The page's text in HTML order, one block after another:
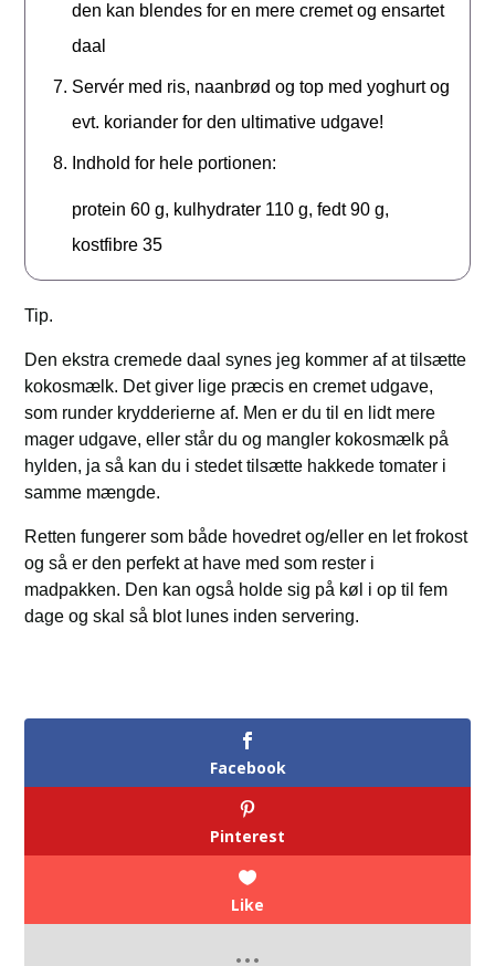
den kan blendes for en mere cremet og ensartet
daal
Servér med ris, naanbrød og top med yoghurt og
evt. koriander for den ultimative udgave!
Indhold for hele portionen:
protein 60 g, kulhydrater 110 g, fedt 90 g,
kostfibre 35
Tip.
Den ekstra cremede daal synes jeg kommer af at tilsætte
kokosmælk. Det giver lige præcis en cremet udgave,
som runder krydderierne af. Men er du til en lidt mere
mager udgave, eller står du og mangler kokosmælk på
hylden, ja så kan du i stedet tilsætte hakkede tomater i
samme mængde.
Retten fungerer som både hovedret og/eller en let frokost
og så er den perfekt at have med som rester i
madpakken. Den kan også holde sig på køl i op til fem
dage og skal så blot lunes inden servering.
Facebook
Pinterest
Like